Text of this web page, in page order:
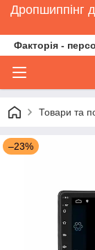
Дропшиппінг
Факторія -
Товари та
–23%